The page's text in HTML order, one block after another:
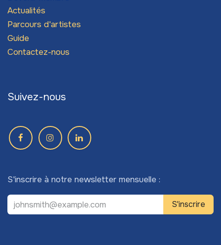
Actualités
Parcours d'artistes
Guide
Contactez-nous
Suivez-nous
S'inscrire à notre newsletter mensuelle :
S'inscrire